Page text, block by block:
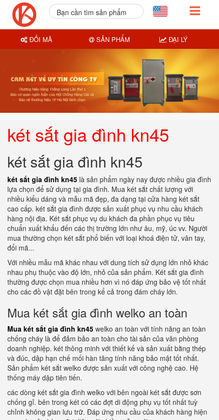
két sắt gia đình kn45
két sắt gia đình kn45
két sắt gia đình kn45 là sản phẩm ngày nay được nhiều gia đình
lựa chọn để sử dụng tại gia đình. Mua két sắt chất lượng với
nhiều kiểu dáng và mẫu mã đẹp, đa dạng tại cửa hàng két sắt
cao cấp. két sắt gia đình được sản xuất phục vụ nhu cầu khách
hàng nội địa. Két sắt phục vụ du khách đa phần phục vụ tiêu
chuẩn xuất khẩu đến các thị trường lớn như âu, mỹ, úc vv. Người
mua thường chọn két sắt phổ biến với loại khoá điện tử, vân tay,
đổi mã...
Với nhiều mẫu mã khác nhau với dung tích sử dụng lớn nhỏ khác
nhau phụ thuộc vào độ lớn, nhỏ của sản phẩm. Két sắt gia đình
thường được chọn mua nhiều hơn vì nó đáp ứng bảo vệ tốt nhất
cho các đồ vật đặt bên trong kể cả trong đám cháy lớn.
Mua két sắt gia đình welko an toàn
Mua két sắt gia đình kn45 welko an toàn với tính năng an toàn
chống cháy là để đảm bảo an toàn cho tài sản của văn phòng
doanh nghiệp. két thông minh với thiết kế và sản xuất bằng thép
và đúc, dập hạn chế mối hàn tăng tính năng bảo mật tốt nhất.
Sản phẩm két sắt welko được sản xuất với công nghệ cao. Hệ
thống máy dập tiên tiến.
các dòng két sắt gia đình welko với bên ngoài két sắt được sơn
chống gỉ. bên trong két có các đợt di động phụ vụ tốt nhất tuỳ
chỉnh không gian lưu trữ. Đáp ứng nhu cầu của khách hàng hiện
Bạn cần tìm sản phẩm
ĐỔI MÃ SẢN PHẨM ĐẠI LÝ